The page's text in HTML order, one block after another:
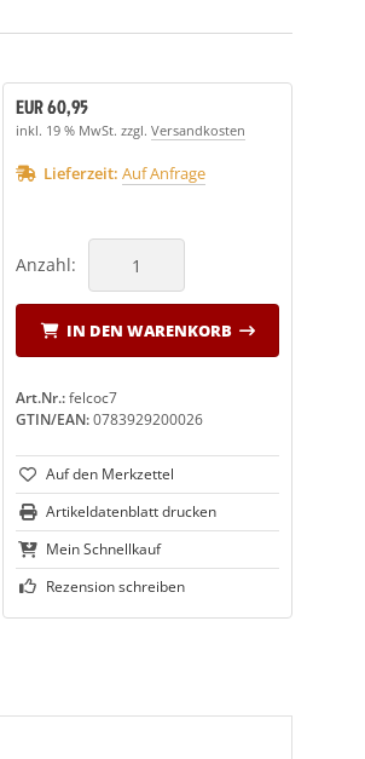
EUR 60,95
inkl. 19 % MwSt. zzgl. Versandkosten
Lieferzeit: Auf Anfrage
Anzahl:
IN DEN WARENKORB
Art.Nr.:felcoc7
GTIN/EAN:0783929200026
Artikeldatenblatt drucken
Mein Schnellkauf
Rezension schreiben